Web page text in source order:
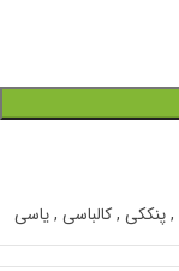
,پنککی ,کالباسی ,یاسی